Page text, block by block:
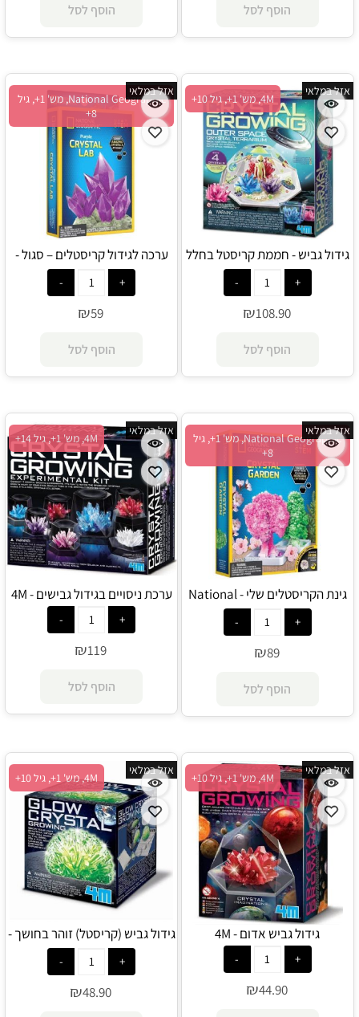
הוסף לסל הוסף לסל
4M, מש' 1+, גיל 10+
אזל במלאי
גידול גביש - חממת קריסטל בחלל
החיצון - 4M
₪108.90
הוסף לסל
National Geographic, מש' 1+, גיל
8+
אזל במלאי
ערכה לגידול קריסטלים – סגול -
National Geographic
₪59
הוסף לסל
National Geographic, מש' 1+, גיל
8+
אזל במלאי
גינת הקריסטלים שלי - National
Geographic
₪89
הוסף לסל
4M, מש' 1+, גיל 14+
אזל במלאי
ערכת ניסויים בגידול גבישים - 4M
₪119
הוסף לסל
4M, מש' 1+, גיל 10+
אזל במלאי
גידול גביש אדום - 4M
₪44.90
4M, מש' 1+, גיל 10+
אזל במלאי
גידול גביש (קריסטל) זוהר בחושך -
₪48.90